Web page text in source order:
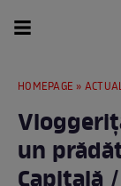
HOMEPAGE »
un